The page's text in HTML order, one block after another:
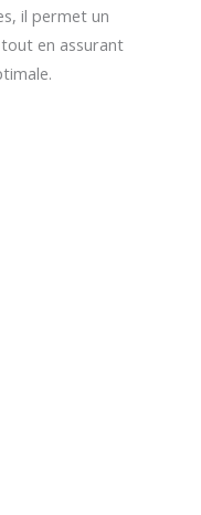
il permet un
en assurant